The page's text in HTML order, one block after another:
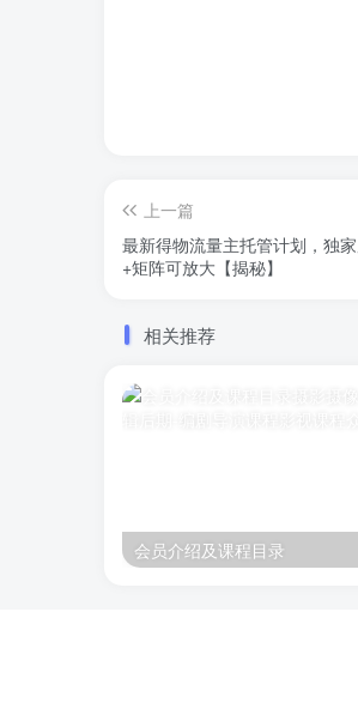
上一篇
最新得物流量主托管计划，独
+矩阵可放大【揭秘】
相关推荐
会员介绍及课程目录